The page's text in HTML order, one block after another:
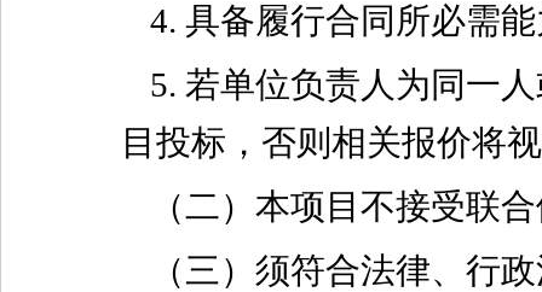
4. 具备履行合同所必需
5. 若单位负责人为同一
目投标，否则相关报价将
（二）本项目不接受联
（三）须符合法律、行